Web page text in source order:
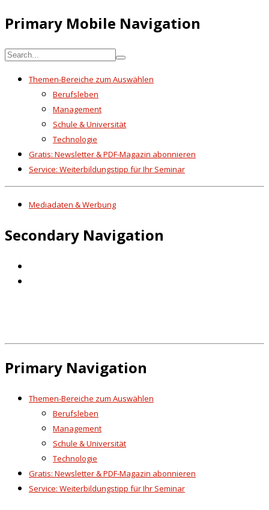
Primary Mobile Navigation
Themen-Bereiche zum Auswählen
Berufsleben
Management
Schule & Universität
Technologie
Gratis: Newsletter & PDF-Magazin abonnieren
Service: Weiterbildungstipp für Ihr Seminar
Mediadaten & Werbung
Secondary Navigation
Primary Navigation
Themen-Bereiche zum Auswählen
Berufsleben
Management
Schule & Universität
Technologie
Gratis: Newsletter & PDF-Magazin abonnieren
Service: Weiterbildungstipp für Ihr Seminar